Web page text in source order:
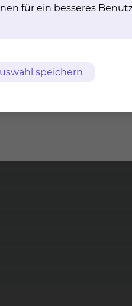
für ein besseres
speichern